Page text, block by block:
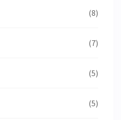
(8)
(7)
(5)
(5)